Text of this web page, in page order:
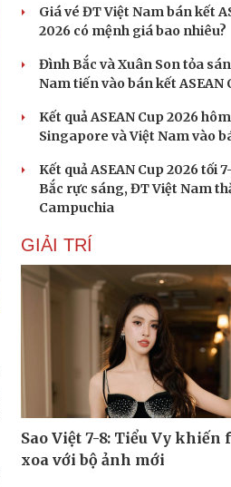
Giá vé ĐT Việt Nam bán kết
2026 có mệnh giá bao nhiêu?
Đình Bắc và Xuân Son tỏa
Nam tiến vào bán kết ASEAN
Kết quả ASEAN Cup 2026
Singapore và Việt Nam vào
Kết quả ASEAN Cup 2026 tối
Bắc rực sáng, ĐT Việt Nam
Campuchia
GIẢI TRÍ
Sao Việt 7-8: Tiểu Vy khiến
xoa với bộ ảnh mới